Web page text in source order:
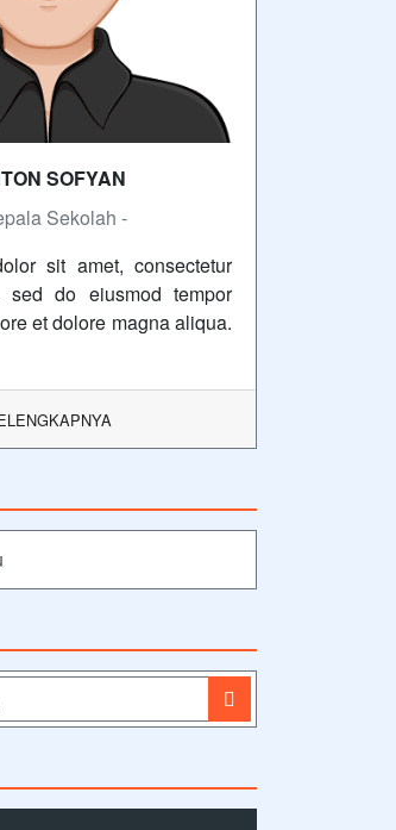
SOFYAN
Sekolah -
sit amet, consectetur
sed do eiusmod tempor
et dolore magna aliqua.